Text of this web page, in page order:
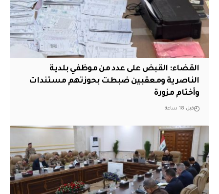
القضاء: القبض على عدد من موظفي بلدية
الناصرية ومعقبين ضبطت بحوزتهم مستندات
وأختام مزورة
قبل 18 ساعة